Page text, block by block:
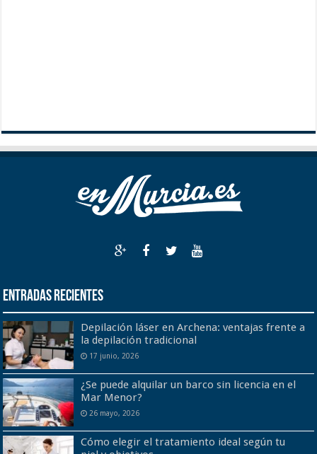
Entradas recientes
Depilación láser en Archena: ventajas frente a
la depilación tradicional
17 junio, 2026
¿Se puede alquilar un barco sin licencia en el
Mar Menor?
26 mayo, 2026
Cómo elegir el tratamiento ideal según tu